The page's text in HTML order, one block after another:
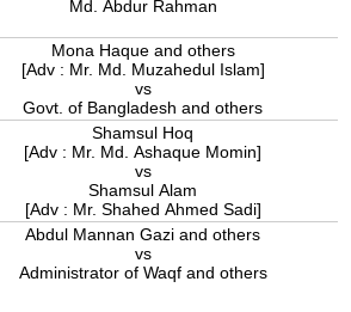
Md. Abdur Rahman
Mona Haque and others
[Adv : Mr. Md. Muzahedul Islam]
vs
Govt. of Bangladesh and others
Shamsul Hoq
[Adv : Mr. Md. Ashaque Momin]
vs
Shamsul Alam
[Adv : Mr. Shahed Ahmed Sadi]
Abdul Mannan Gazi and others
vs
Administrator of Waqf and others